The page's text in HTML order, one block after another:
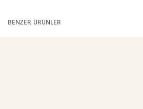
BENZER ÜRÜNLER